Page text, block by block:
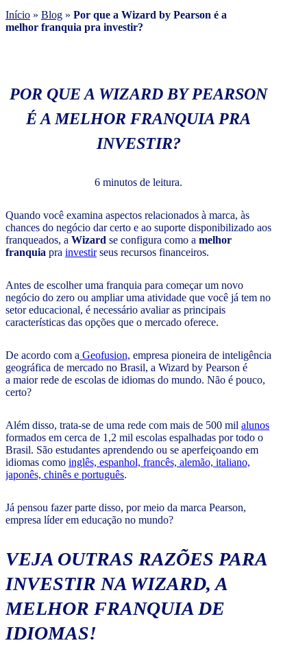
Início » Blog » Por que a Wizard by Pearson é a
melhor franquia pra investir?
POR QUE A WIZARD BY PEARSON
É A MELHOR FRANQUIA PRA
INVESTIR?
6 minutos de leitura.
Quando você examina aspectos relacionados à marca, às
chances do negócio dar certo e ao suporte disponibilizado aos
franqueados, a Wizard se configura como a melhor
franquia pra investirseus recursos financeiros.
Antes de escolher uma franquia para começar um novo
negócio do zero ou ampliar uma atividade que você já tem no
setor educacional, é necessário avaliar as principais
características das opções que o mercado oferece.
De acordo com a Geofusion, empresa pioneira de inteligência
geográfica de mercado no Brasil, a Wizard by Pearson é
a maior rede de escolas de idiomas do mundo. Não é pouco,
certo?
Além disso, trata-se de uma rede com mais de 500 mil alunos
formados em cerca de 1,2 mil escolas espalhadas por todo o
Brasil. São estudantes aprendendo ou se aperfeiçoando em
idiomas como inglês, espanhol, francês, alemão, italiano,
japonês, chinês e português.
Já pensou fazer parte disso, por meio da marca Pearson,
empresa líder em educação no mundo?
VEJA OUTRAS RAZÕES PARA
INVESTIR NA WIZARD, A
MELHOR FRANQUIA DE
IDIOMAS!